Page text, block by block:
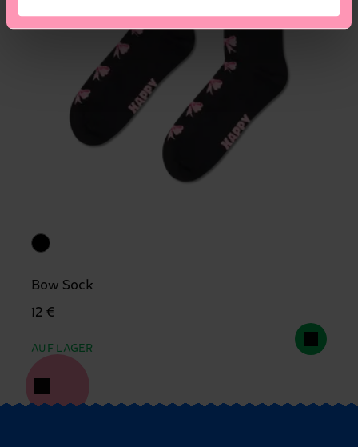
Bow Sock
12 €
AUF LAGER